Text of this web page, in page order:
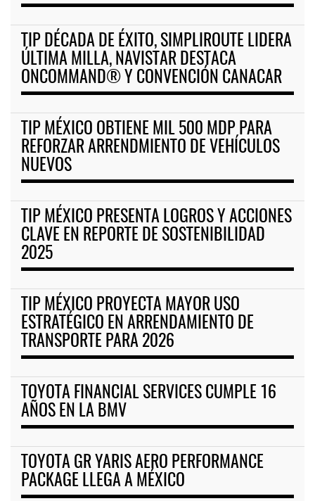
TIP DÉCADA DE ÉXITO, SIMPLIROUTE LIDERA
ÚLTIMA MILLA, NAVISTAR DESTACA
ONCOMMAND® Y CONVENCIÓN CANACAR
TIP MÉXICO OBTIENE MIL 500 MDP PARA
REFORZAR ARRENDMIENTO DE VEHÍCULOS
NUEVOS
TIP MÉXICO PRESENTA LOGROS Y ACCIONES
CLAVE EN REPORTE DE SOSTENIBILIDAD
2025
TIP MÉXICO PROYECTA MAYOR USO
ESTRATÉGICO EN ARRENDAMIENTO DE
TRANSPORTE PARA 2026
TOYOTA FINANCIAL SERVICES CUMPLE 16
AÑOS EN LA BMV
TOYOTA GR YARIS AERO PERFORMANCE
PACKAGE LLEGA A MÉXICO